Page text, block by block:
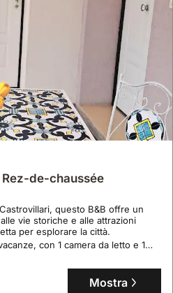
de-chaussée
questo B&B offre un
vie storiche e alle attrazioni
per esplorare la città.
con 1 camera da letto e 1
giardino e parcheggio,
la possibilità di portare i propri
Mostra